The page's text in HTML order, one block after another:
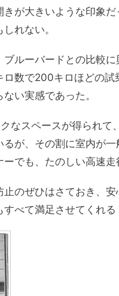
が大きいような印象
れない。
ルーバードとの比較
数で200キロほどの
い実感であった。
なスペースが得られて
が、その割に室内が
でも、たのしい高速走
のぜひはさておき、
べて満足させてくれる